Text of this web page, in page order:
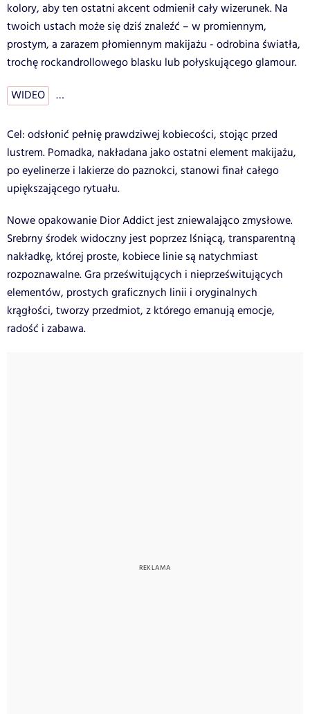
kolory, aby ten ostatni akcent odmienił cały wizerunek. Na
twoich ustach może się dziś znaleźć – w promiennym,
prostym, a zarazem płomiennym makijażu - odrobina światła,
trochę rockandrollowego blasku lub połyskującego glamour.
WIDEO …
Cel: odsłonić pełnię prawdziwej kobiecości, stojąc przed
lustrem. Pomadka, nakładana jako ostatni element makijażu,
po eyelinerze i lakierze do paznokci, stanowi finał całego
upiększającego rytuału.
Nowe opakowanie Dior Addict jest zniewalająco zmysłowe.
Srebrny środek widoczny jest poprzez lśniącą, transparentną
nakładkę, której proste, kobiece linie są natychmiast
rozpoznawalne. Gra prześwitujących i nieprześwitujących
elementów, prostych graficznych linii i oryginalnych
krągłości, tworzy przedmiot, z którego emanują emocje,
radość i zabawa.